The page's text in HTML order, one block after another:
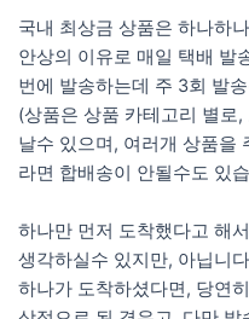
국내 최상금 상품은 하나하
안상의 이유로 매일 택배 발
번에 발송하는데 주 3회 발
(상품은 상품 카테고리 별로
날수 있으며, 여러개 상품을
라면 합배송이 안될수도 있
하나만 먼저 도착했다고 해
생각하실수 있지만, 아닙니
하나가 도착하셨다면, 당연